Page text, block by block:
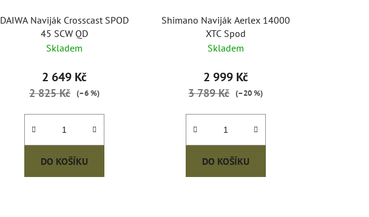
DAIWA Naviják Crosscast SPOD
45 SCW QD
Skladem
2 649 Kč
2 825 Kč (–6 %)
DO KOŠÍKU
Shimano Naviják Aerlex 14000
XTC Spod
Skladem
2 999 Kč
3 789 Kč (–20 %)
DO KOŠÍKU